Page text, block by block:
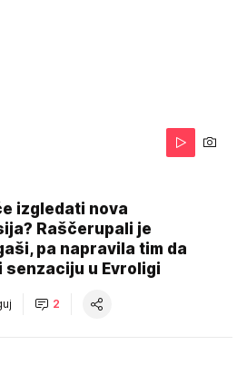
izgledati nova
Raščerupali je
pa napravila tim da
senzaciju u Evroligi
2